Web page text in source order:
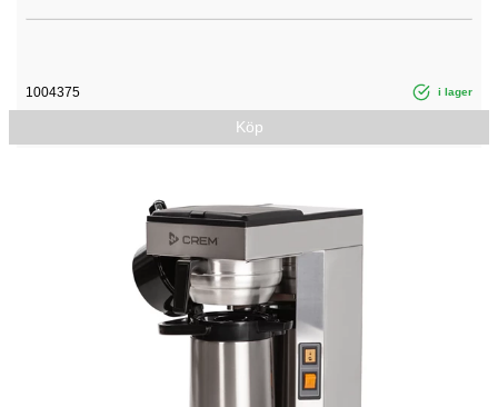
1004375 i lager
Köp